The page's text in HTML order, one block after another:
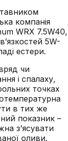
компанія
WRX 7.5W40,
5W-
естери.
чи
і спалаху,
точках
в тих же
показник –
з’ясувати
оливи.